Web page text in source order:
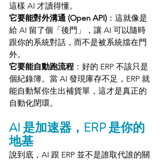
這樣 AI 才讀得懂。
它要能對外溝通 (Open API) ：這就像是
給 AI 留了個「後門」，讓 AI 可以隨時
跟你的系統對話，而不是被系統擋在門
外。
它要能自動跑流程 ：好的 ERP 不該只是
個紀錄簿。當 AI 發現庫存不足，ERP 就
能自動幫你生出補貨單，這才是真正的
自動化閉環。
AI 是加速器，ERP 是你的
地基
說到底，AI 跟 ERP 並不是誰取代誰的關